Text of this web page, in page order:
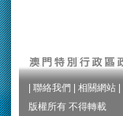
聯絡我們 相關網站
版權所有 不得轉載